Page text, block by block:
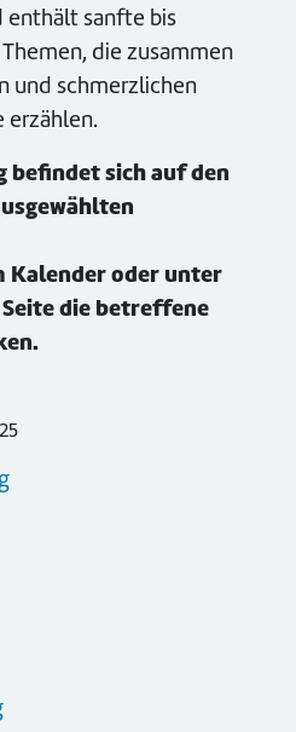
enthält sanfte bis
die zusammen
und schmerzlichen
erzählen.
befindet sich auf den
Kalender oder unter
die betreffene